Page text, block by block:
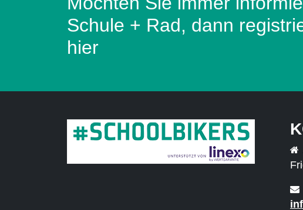
Schule + Rad, dann
hier